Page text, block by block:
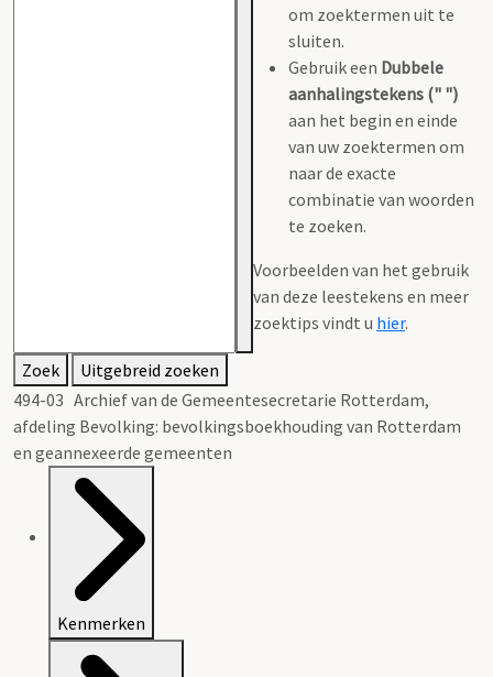
om zoektermen uit te
sluiten.
Gebruik een Dubbele
aanhalingstekens (" ")
aan het begin en einde
van uw zoektermen om
naar de exacte
combinatie van woorden
te zoeken.
Voorbeelden van het gebruik
van deze leestekens en meer
zoektips vindt u hier.
Zoek
Uitgebreid zoeken
494-03 Archief van de Gemeentesecretarie Rotterdam,
afdeling Bevolking: bevolkingsboekhouding van Rotterdam
en geannexeerde gemeenten
Kenmerken